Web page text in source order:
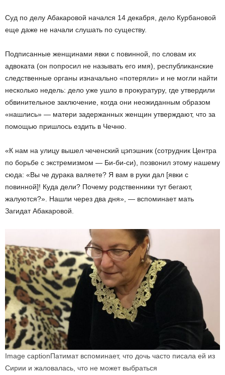
Суд по делу Абакаровой начался 14 декабря, дело Курбановой
еще даже не начали слушать по существу.
Подписанные женщинами явки с повинной, по словам их
адвоката (он попросил не называть его имя), республиканские
следственные органы изначально «потеряли» и не могли найти
несколько недель: дело уже ушло в прокуратуру, где утвердили
обвинительное заключение, когда они неожиданным образом
«нашлись» — матери задержанных женщин утверждают, что за
помощью пришлось ездить в Чечню.
«К нам на улицу вышел чеченский цэпэшник (сотрудник Центра
по борьбе с экстремизмом — Би-би-си), позвонил этому нашему
сюда: «Вы че дурака валяете? Я вам в руки дал [явки с
повинной]! Куда дели? Почему родственники тут бегают,
жалуются?». Нашли через два дня», — вспоминает мать
Загидат Абакаровой.
Image captionПатимат вспоминает, что дочь часто писала ей из
Сирии и жаловалась, что не может выбраться